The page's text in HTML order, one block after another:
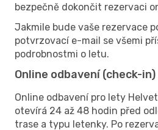
bezpečně dokončit rezervaci
Jakmile bude vaše rezervace
potvrzovací e-mail se všemi
podrobnostmi o letu.
Online odbavení (check-
Online odbavení pro lety
otevírá 24 až 48 hodin před
trase a typu letenky. Po